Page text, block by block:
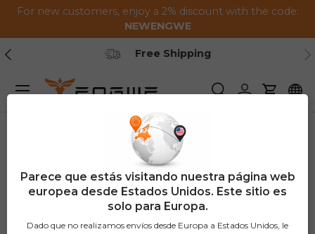
Saltar al contenido
For new customers, enjoy a 2% discount with the code:
NEWENGWE
Anterior
Free Shipping
BuscarIniciar sesión
Carrito
Menú
Las mejores bicicletas
eléctricas de 2025:
mejores modelos
Parece que estás visitando nuestra página web
europea desde Estados Unidos. Este sitio es
solo para Europa.
Dado que no realizamos envíos desde Europa a Estados Unidos, le